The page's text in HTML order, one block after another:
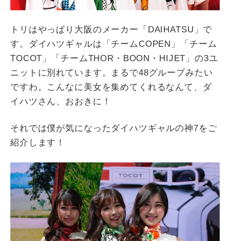
トリはやっぱり大阪のメーカー「DAIHATSU」で
す。ダイハツギャルは「チームCOPEN」「チーム
TOCOT」「チームTHOR・BOON・HIJET」の3ユ
ニットに別れています。まるで48グループみたい
ですわ。こんなに美女を集めてくれるなんて、ダ
イハツさん、おおきに！
それでは僕が気になったダイハツギャルの神7をご
紹介します！